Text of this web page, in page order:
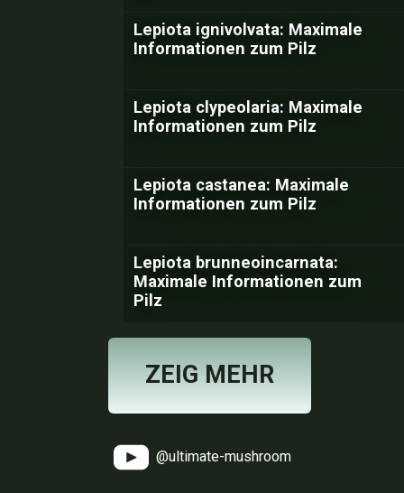
Lepiota ignivolvata: Maximale
Informationen zum Pilz
Lepiota clypeolaria: Maximale
Informationen zum Pilz
Lepiota castanea: Maximale
Informationen zum Pilz
Lepiota brunneoincarnata:
Maximale Informationen zum
Pilz
ZEIG MEHR
@ultimate-mushroom